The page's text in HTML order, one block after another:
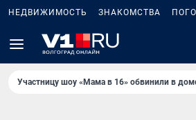
НЕДВИЖИМОСТЬ ЗНАКОМСТВА
Участницу шоу «Мама в 16» обвинили в